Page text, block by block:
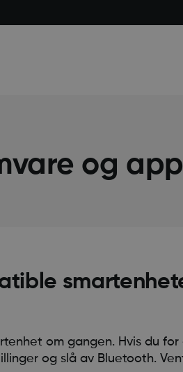
og
om gangen. Hvis du
og slå av Bluetooth.